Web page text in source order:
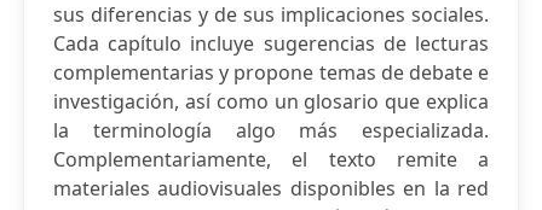
sus diferencias y de sus implicaciones sociales.
Cada capítulo incluye sugerencias de lecturas
complementarias y propone temas de debate e
investigación, así como un glosario que explica
la terminología algo más especializada.
Complementariamente, el texto remite a
materiales audiovisuales disponibles en la red